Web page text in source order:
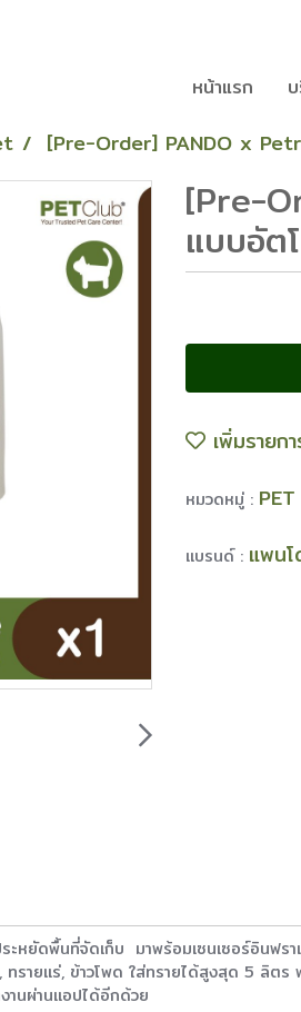
หน้าแรก
[Pre-Order] PANDO x
[Pre-
แบบอั
เพิ่มรายก
หมวดหมู่ :
แบรนด์ : แพนโ
ยัดพื้นที่จัดเก็บ มาพร้อมเซนเซอร์อินฟร
ทรายแร่, ข้าวโพด ใส่ทรายได้สูงสุด 5 ลิ
านผ่านแอปได้อีกด้วย